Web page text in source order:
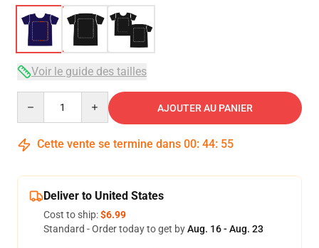
Voir le guide des tailles
AJOUTER AU PANIER
Cette vente se termine dans 00: 44: 54
Deliver to United States
Cost to ship:$6.99
Standard - Order today to get byAug. 16 - Aug. 23